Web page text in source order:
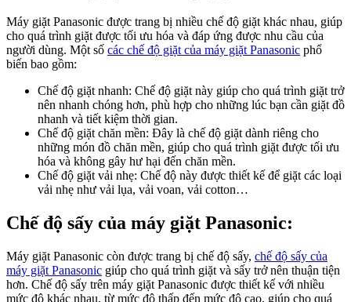
Máy giặt Panasonic được trang bị nhiều chế độ giặt khác nhau, giúp
cho quá trình giặt được tối ưu hóa và đáp ứng được nhu cầu của
người dùng. Một số các chế độ giặt của máy giặt Panasonic phổ
biến bao gồm:
Chế độ giặt nhanh: Chế độ giặt này giúp cho quá trình giặt trở
nên nhanh chóng hơn, phù hợp cho những lúc bạn cần giặt đồ
nhanh và tiết kiệm thời gian.
Chế độ giặt chăn mền: Đây là chế độ giặt dành riêng cho
những món đồ chăn mền, giúp cho quá trình giặt được tối ưu
hóa và không gây hư hại đến chăn mền.
Chế độ giặt vải nhẹ: Chế độ này được thiết kế để giặt các loại
vải nhẹ như vải lụa, vải voan, vải cotton…
Chế độ sấy của máy giặt Panasonic:
Máy giặt Panasonic còn được trang bị chế độ sấy, chế độ sấy của
máy giặt Panasonic giúp cho quá trình giặt và sấy trở nên thuận tiện
hơn. Chế độ sấy trên máy giặt Panasonic được thiết kế với nhiều
mức độ khác nhau, từ mức độ thấp đến mức độ cao, giúp cho quá